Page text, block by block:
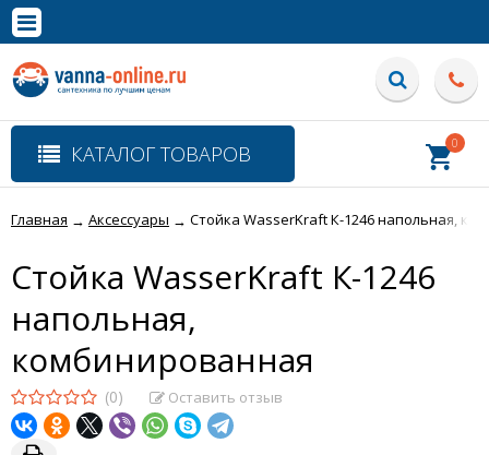
Полная версия сайта
КАТАЛОГ ТОВАРОВ 0
Главная → Аксессуары → Стойка WasserKraft К-1246 напольная,
Стойка WasserKraft К-1246
напольная,
комбинированная
(0) Оставить отзыв